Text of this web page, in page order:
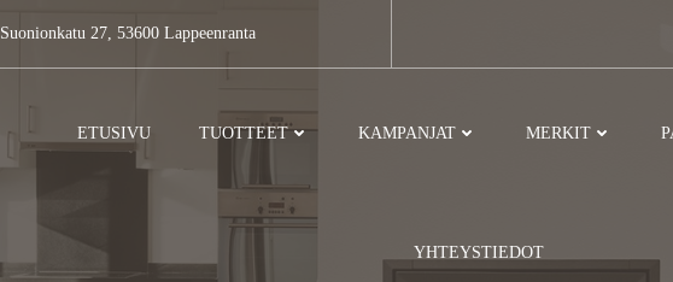
Suonionkatu 27, 53600 Lappeenranta
ETUSIVU TUOTTEET KAMPANJAT MERKIT
YHTEYSTIEDOT